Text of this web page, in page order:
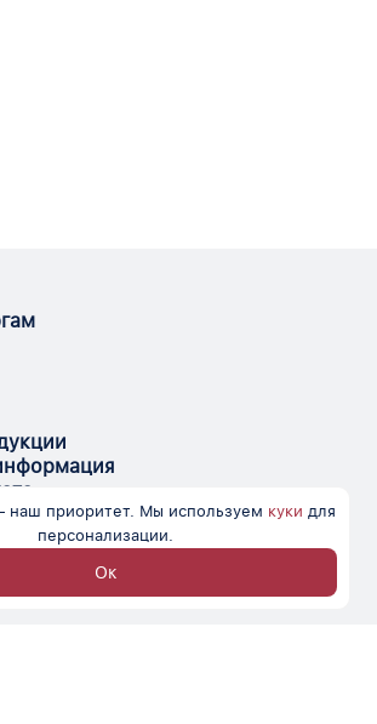
приоритет. Мы используем куки для
персонализации.
Ок